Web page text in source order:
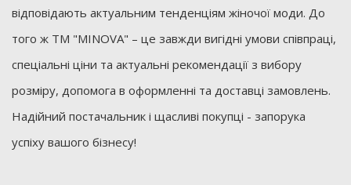
відповідають актуальним тенденціям жіночої моди. До
того ж ТМ "MINOVA" – це завжди вигідні умови співпраці,
спеціальні ціни та актуальні рекомендації з вибору
розміру, допомога в оформленні та доставці замовлень.
Надійний постачальник і щасливі покупці - запорука
успіху вашого бізнесу!